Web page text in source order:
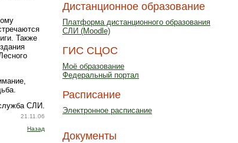
Также
СЛИ.
21.11.06
Назад
Дистанционное образование
Платформа дистанционного образования
СЛИ (Moodle)
ГИС СЦОС
Моё образование
Федеральный портал
Расписание
Электронное расписание
Документы